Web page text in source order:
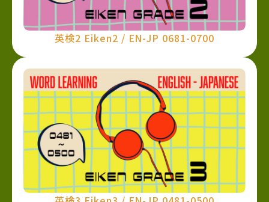
英検2 Eiken2 / EN-JP 0681-0700